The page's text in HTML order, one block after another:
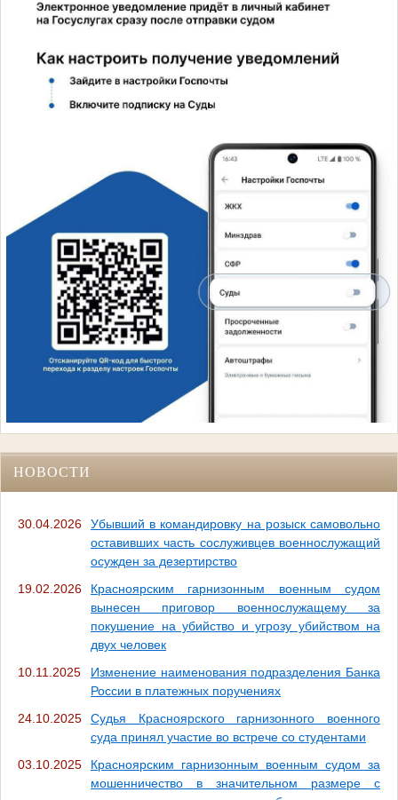
НОВОСТИ
30.04.2026
Убывший в командировку на розыск самовольно
оставивших часть сослуживцев военнослужащий
осужден за дезертирство
19.02.2026
Красноярским гарнизонным военным судом
вынесен приговор военнослужащему за
покушение на убийство и угрозу убийством на
двух человек
10.11.2025
Изменение наименования подразделения Банка
России в платежных поручениях
24.10.2025
Судья Красноярского гарнизонного военного
суда принял участие во встрече со студентами
03.10.2025
Красноярским гарнизонным военным судом за
мошенничество в значительном размере с